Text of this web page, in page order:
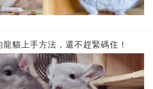
貓上手方法，還不趕緊碼住！